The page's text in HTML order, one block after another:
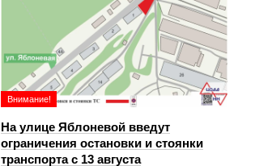
Внимание!
На улице Яблоневой введут
ограничения остановки и стоянки
транспорта с 13 августа